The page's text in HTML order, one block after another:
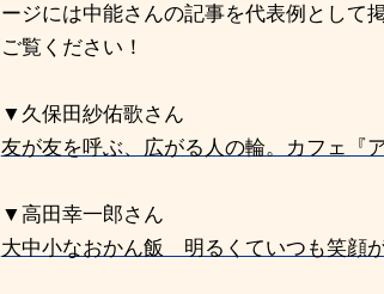
ージには中能さんの記事を代表例として
ご覧ください！
▼久保田紗佑歌さん
友が友を呼ぶ、広がる人の輪。カフェ『
▼高田幸一郎さん
大中小なおかん飯 明るくていつも笑顔